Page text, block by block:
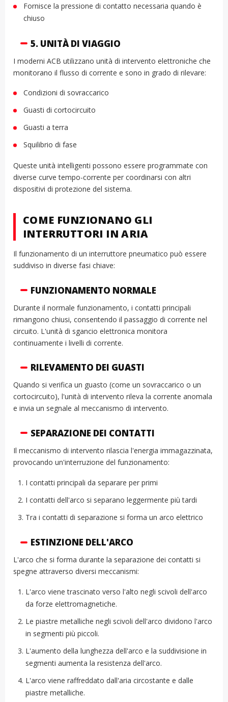
Fornisce la pressione di contatto necessaria quando è
chiuso
5. UNITÀ DI VIAGGIO
I moderni ACB utilizzano unità di intervento elettroniche che
monitorano il flusso di corrente e sono in grado di rilevare:
Condizioni di sovraccarico
Guasti di cortocircuito
Guasti a terra
Squilibrio di fase
Queste unità intelligenti possono essere programmate con
diverse curve tempo-corrente per coordinarsi con altri
dispositivi di protezione del sistema.
COME FUNZIONANO GLI
INTERRUTTORI IN ARIA
Il funzionamento di un interruttore pneumatico può essere
suddiviso in diverse fasi chiave:
FUNZIONAMENTO NORMALE
Durante il normale funzionamento, i contatti principali
rimangono chiusi, consentendo il passaggio di corrente nel
circuito. L'unità di sgancio elettronica monitora
continuamente i livelli di corrente.
RILEVAMENTO DEI GUASTI
Quando si verifica un guasto (come un sovraccarico o un
cortocircuito), l'unità di intervento rileva la corrente anomala
e invia un segnale al meccanismo di intervento.
SEPARAZIONE DEI CONTATTI
Il meccanismo di intervento rilascia l'energia immagazzinata,
provocando un'interruzione del funzionamento:
I contatti principali da separare per primi
I contatti dell'arco si separano leggermente più tardi
Tra i contatti di separazione si forma un arco elettrico
ESTINZIONE DELL'ARCO
L'arco che si forma durante la separazione dei contatti si
spegne attraverso diversi meccanismi:
L'arco viene trascinato verso l'alto negli scivoli dell'arco
da forze elettromagnetiche.
Le piastre metalliche negli scivoli dell'arco dividono l'arco
in segmenti più piccoli.
L'aumento della lunghezza dell'arco e la suddivisione in
segmenti aumenta la resistenza dell'arco.
L'arco viene raffreddato dall'aria circostante e dalle
piastre metalliche.